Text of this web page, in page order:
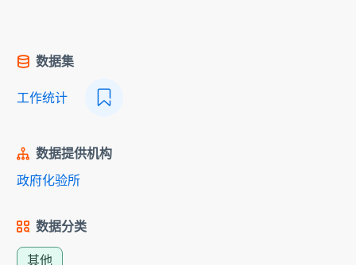
数据集
工作统计
数据提供机构
政府化验所
数据分类
其他